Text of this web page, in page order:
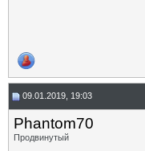
09.01.2019, 19:03
Phantom70
Продвинутый